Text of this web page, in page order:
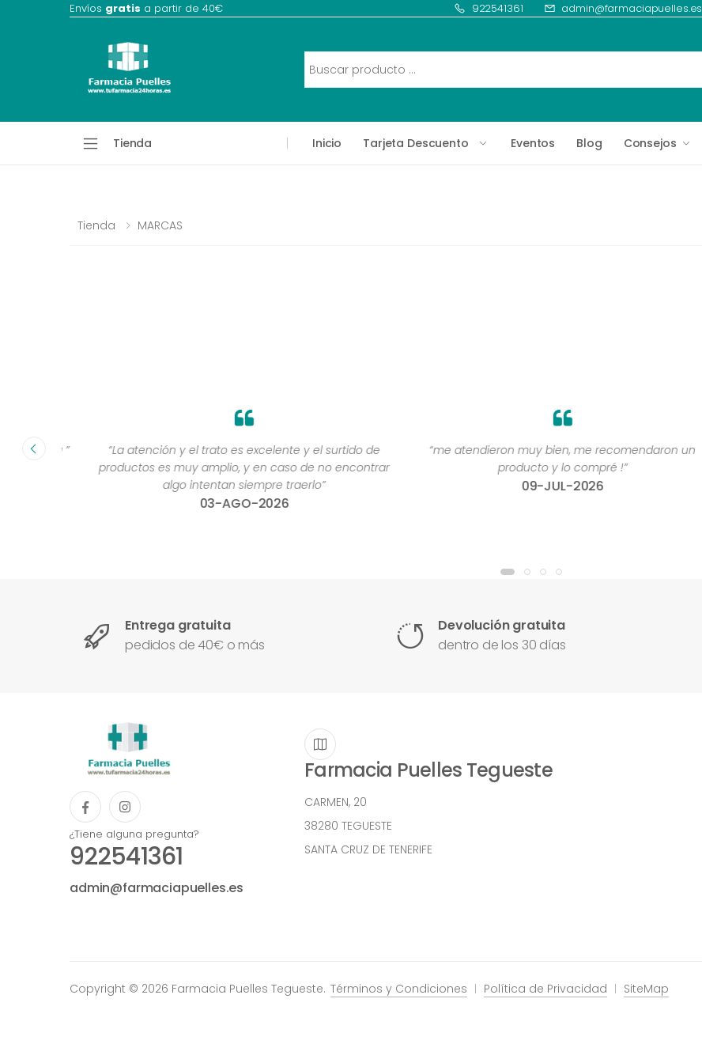
Envíos gratis a partir de 40€ 922541361 admin@farmaciapuelles.es
Tienda Inicio Tarjeta Descuento Eventos Blog Consejos
Tienda MARCAS
”
“La atención y el trato es excelente y el surtido de
productos es muy amplio, y en caso de no encontrar
algo intentan siempre traerlo”
03-AGO-2026
“me atendieron muy bien, me recomendaron un
producto y lo compré !”
09-JUL-2026
Entrega gratuita
pedidos de 40€ o más
Devolución gratuita
dentro de los 30 días
¿Tiene alguna pregunta?
922541361
admin@farmaciapuelles.es
Farmacia Puelles Tegueste
CARMEN, 20
38280 TEGUESTE
SANTA CRUZ DE TENERIFE
Copyright © 2026 Farmacia Puelles Tegueste. Términos y Condiciones Política de Privacidad SiteMap